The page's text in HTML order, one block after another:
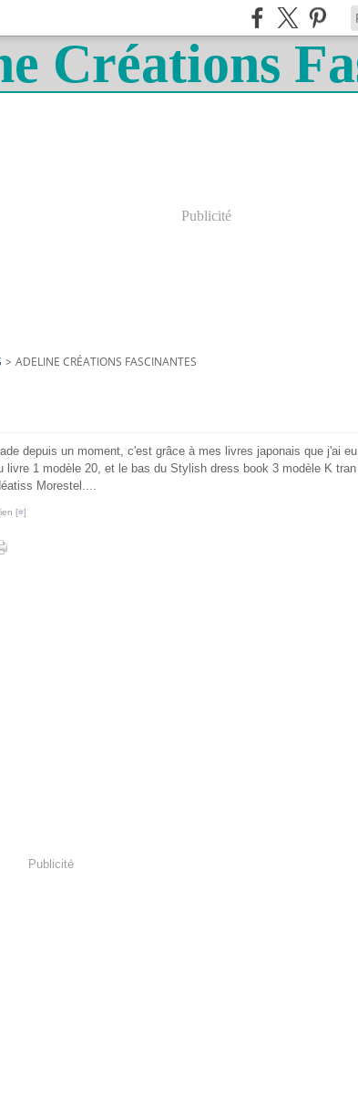
Publicité
> ADELINE CRÉATIONS FASCINANTES
depuis un moment, c'est grâce à mes livres japonais que j'ai eu
livre 1 modèle 20, et le bas du Stylish dress book 3 modèle K tran
Morestel....
[#]
Publicité